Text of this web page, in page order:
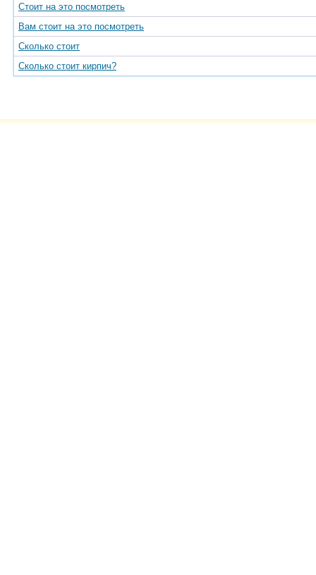
Стоит на это посмотреть
Вам стоит на это посмотреть
Сколько стоит
Сколько стоит кирпич?